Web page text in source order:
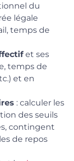
du
légale
temps de
et ses
temps de
et en
: calculer les
des seuils
contingent
de repos